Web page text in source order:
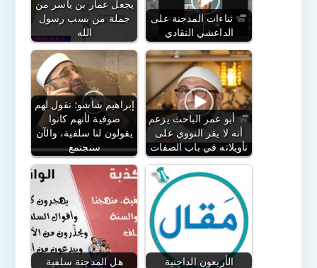
يجعل عمار بن ياسر من
جملة من يسب رسول
الله
ثناءات المدجنة على
الداعشي النقادي
إبراهيم شاشو؛ نقول لهم
صوفية لأنهم كانوا
يقولون لنا سلفية، والآن
سنجتمع
أبو عمر الباحث يزعم
أنه لا يقر النووي على
تأويلاته في باب الصفات
هل المدجنة سلفية الأربعون الداجنية